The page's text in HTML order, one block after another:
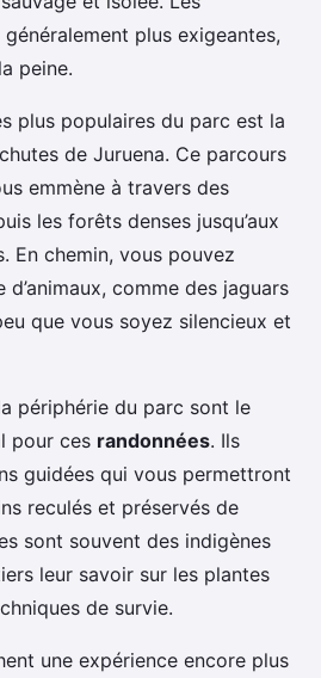
plus exigeantes,
peine.
plus populaires du parc est la
de Juruena. Ce parcours
emmène à travers des
les forêts denses jusqu’aux
En chemin, vous pouvez
comme des jaguars
que vous soyez silencieux et
périphérie du parc sont le
pour ces randonnées. Ils
guidées qui vous permettront
reculés et préservés de
sont souvent des indigènes
leur savoir sur les plantes
de survie.
une expérience encore plus